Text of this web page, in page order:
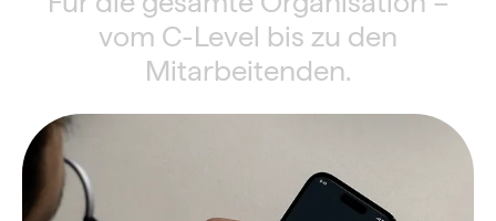
vom C-Level bis zu den
Mitarbeitenden.